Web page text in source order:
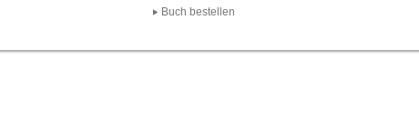
Buch be­stel­len